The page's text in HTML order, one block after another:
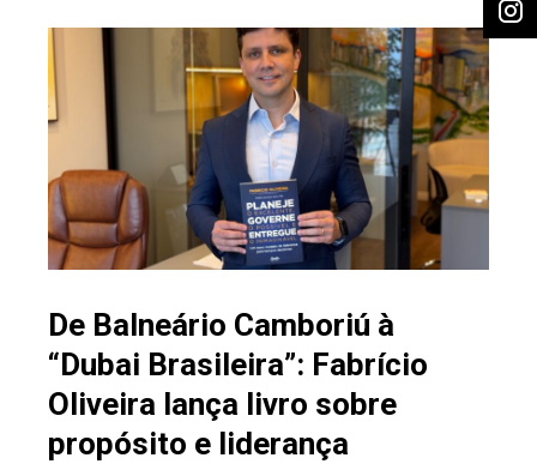
De Balneário Camboriú à
“Dubai Brasileira”: Fabrício
Oliveira lança livro sobre
propósito e liderança